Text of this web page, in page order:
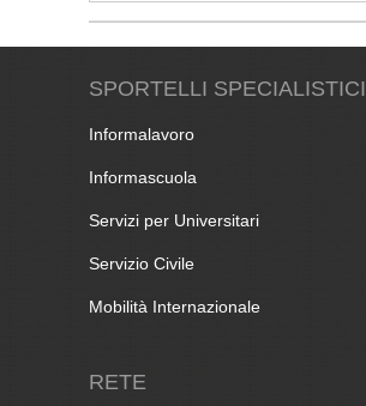
SPORTELLI SPECIALISTICI
Informalavoro
Informascuola
Servizi per Universitari
Servizio Civile
Mobilità Internazionale
RETE